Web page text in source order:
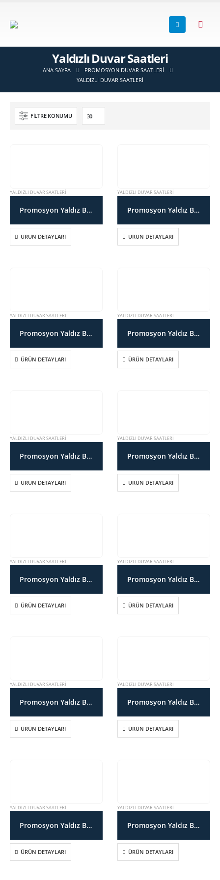
Yaldızlı Duvar Saatleri
ANA SAYFA
PROMOSYON DUVAR SAATLERI
YALDIZLI DUVAR SAATLERI
FILTRE KONUMU
YALDIZLI DUVAR SAATLERI
Promosyon Yaldız Boyalı Duvar Saati SDT171007YS
ÜRÜN DETAYLARI
YALDIZLI DUVAR SAATLERI
Promosyon Yaldız Boyalı Duvar Saati SDT171031YS
ÜRÜN DETAYLARI
YALDIZLI DUVAR SAATLERI
Promosyon Yaldız Boyalı Duvar Saati SDT171032YS
ÜRÜN DETAYLARI
YALDIZLI DUVAR SAATLERI
Promosyon Yaldız Boyalı Duvar Saati SDT171033YS
ÜRÜN DETAYLARI
YALDIZLI DUVAR SAATLERI
Promosyon Yaldız Boyalı Duvar Saati SDT171036YS
ÜRÜN DETAYLARI
YALDIZLI DUVAR SAATLERI
Promosyon Yaldız Boyalı Duvar Saati SDT171037YS
ÜRÜN DETAYLARI
YALDIZLI DUVAR SAATLERI
Promosyon Yaldız Boyalı Duvar Saati SDT171038YS
ÜRÜN DETAYLARI
YALDIZLI DUVAR SAATLERI
Promosyon Yaldız Boyalı Duvar Saati SDT171056YS
ÜRÜN DETAYLARI
YALDIZLI DUVAR SAATLERI
Promosyon Yaldız Boyalı Duvar Saati SDT171057YS
ÜRÜN DETAYLARI
YALDIZLI DUVAR SAATLERI
Promosyon Yaldız Boyalı Duvar Saati SDT171058YS
ÜRÜN DETAYLARI
YALDIZLI DUVAR SAATLERI
Promosyon Yaldız Boyalı Duvar Saati SDT171060YS
ÜRÜN DETAYLARI
YALDIZLI DUVAR SAATLERI
Promosyon Yaldız Boyalı Duvar Saati SDT171061YS
ÜRÜN DETAYLARI